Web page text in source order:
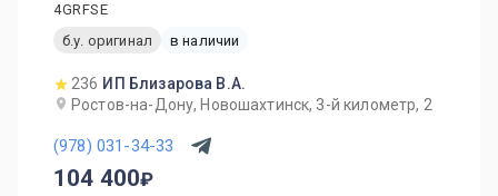
4GRFSE
б.у. оригинал
в наличии
236 ИП Близарова В.А.
Ростов-на-Дону, Новошахтинск, 3-й километр, 2
(978) 031-34-33
104 400